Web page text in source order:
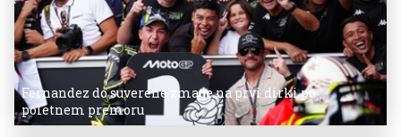
Fernandez do suverene zmage na prvi dirki po
poletnem premoru